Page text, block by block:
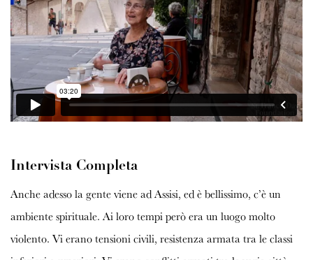
Intervista Completa
Anche adesso la gente viene ad Assisi, ed è bellissimo, c’è un
ambiente spirituale. Ai loro tempi però era un luogo molto
violento. Vi erano tensioni civili, resistenza armata tra le classi